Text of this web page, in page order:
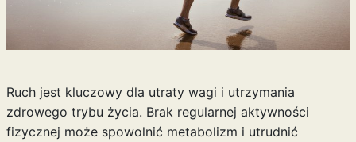
Ruch jest kluczowy dla utraty wagi i utrzymania
zdrowego trybu życia. Brak regularnej aktywności
fizycznej może spowolnić metabolizm i utrudnić